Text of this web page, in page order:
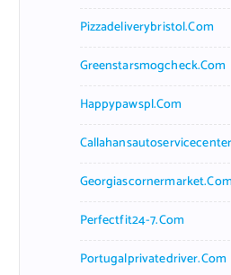
Pizzadeliverybristol.com
Greenstarsmogcheck.com
Happypawspl.com
Georgiascornermarket.com
Perfectfit24-7.com
Portugalprivatedriver.com